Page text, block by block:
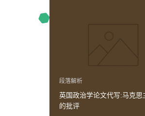
段落解析
英国政治学论文代写:马克思
的批评